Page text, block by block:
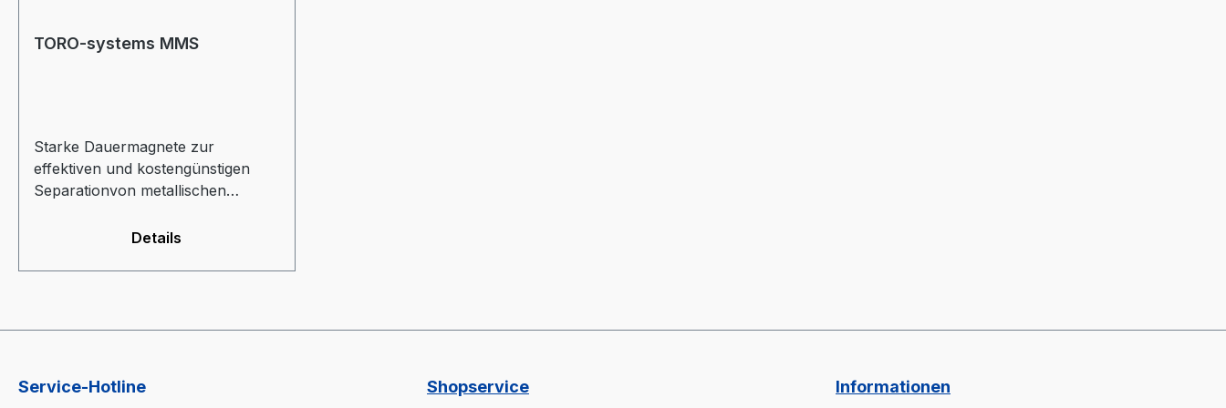
TORO-systems MMS
Starke Dauermagnete zur
effektiven und kostengünstigen
Separationvon metallischen
Gehäuseaus Edelstahl- einfach zu
StandardgrößenTORO-systems
bitte an uns. Prospekt: TORO-
Details
Service-Hotline Shopservice Informationen